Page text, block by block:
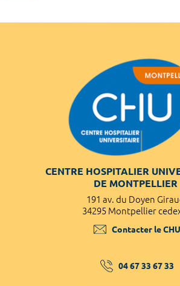
CENTRE HOSPITALIER
DE MONTPELLIER
191 av. du Doyen
34295 Montpellier
Contacter le CHU
04 67 33 67 33